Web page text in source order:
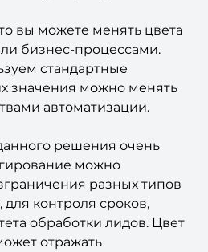
вы можете менять цвета
бизнес-процессами.
стандартные
значения можно менять
автоматизации.
решения очень
можно
разных типов
контроля сроков,
обработки лидов. Цвет
отражать